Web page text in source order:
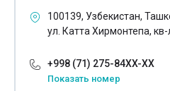
100139, Узбекистан,
ул. Катта Хирмонтепа,
+998 (71) 275-84XX-XX
Показать номер